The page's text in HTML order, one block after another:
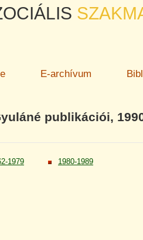
E-archívum
publikációi,
1979 1980-1989